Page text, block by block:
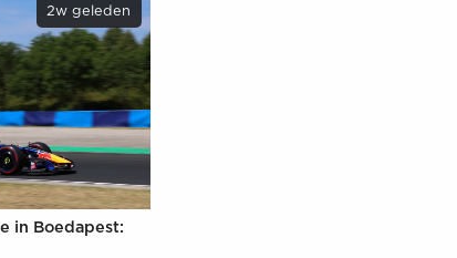
2w geleden
in Boedapest: